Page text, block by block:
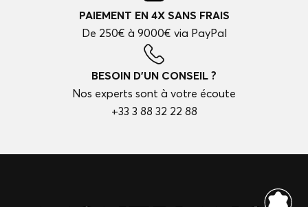
PAIEMENT EN 4X SANS FRAIS
De 250€ à 9000€ via PayPal
BESOIN D'UN CONSEIL ?
Nos experts sont à votre écoute
+33 3 88 32 22 88